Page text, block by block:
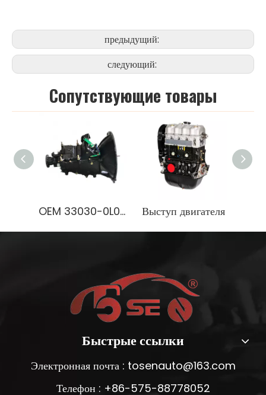
предыдущий:
следующий:
Cопутствующие товары
OEM 33030-0L010 Коробка передач для грузовика NPR | 100% проверенная на заводе трансмиссия для тяжелых условий эксплуатации Выступ двигателя
Быстрые ссылки
Электронная почта : tosenauto@163.com
Телефон : +86-575-88778052